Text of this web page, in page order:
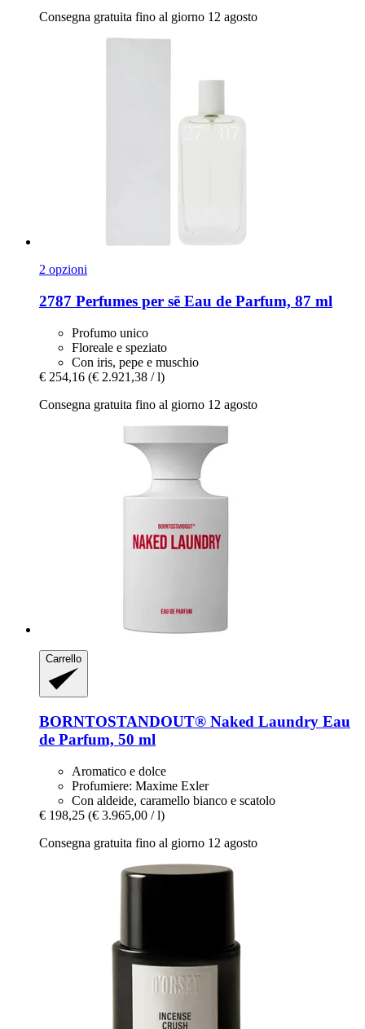
Consegna gratuita fino al giorno 12 agosto
2 opzioni
2787 Perfumes per sē Eau de Parfum, 87 ml
Profumo unico
Floreale e speziato
Con iris, pepe e muschio
€ 254,16 (€ 2.921,38 / l)
Consegna gratuita fino al giorno 12 agosto
Carrello
BORNTOSTANDOUT® Naked Laundry Eau
de Parfum, 50 ml
Aromatico e dolce
Profumiere: Maxime Exler
Con aldeide, caramello bianco e scatolo
€ 198,25 (€ 3.965,00 / l)
Consegna gratuita fino al giorno 12 agosto